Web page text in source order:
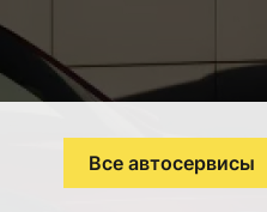
Все автосервисы